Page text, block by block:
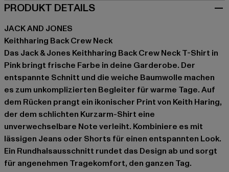
PRODUKT DETAILS
JACK AND JONES
Keithharing Back Crew Neck
Das Jack & Jones Keithharing Back Crew Neck T-Shirt in
Pink bringt frische Farbe in deine Garderobe. Der
entspannte Schnitt und die weiche Baumwolle machen
es zum unkomplizierten Begleiter für warme Tage. Auf
dem Rücken prangt ein ikonischer Print von Keith Haring,
der dem schlichten Kurzarm-Shirt eine
unverwechselbare Note verleiht. Kombiniere es mit
lässigen Jeans oder Shorts für einen entspannten Look.
Ein Rundhalsausschnitt rundet das Design ab und sorgt
für angenehmen Tragekomfort, den ganzen Tag.